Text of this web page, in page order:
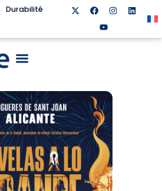
Durabilité